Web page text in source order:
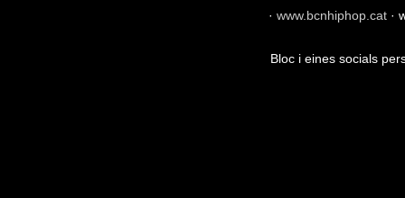
· www.bcnhiphop.cat ·
Bloc i eines socials